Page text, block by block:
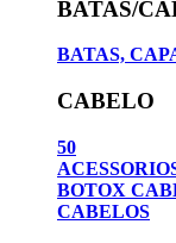
BATAS/
BATAS,
CABELO
50
BOTOX
CABELOS